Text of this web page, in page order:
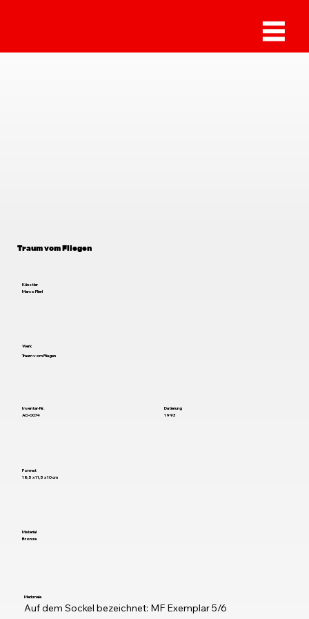
Traum vom Fliegen
Künstler
Marco Flierl
Werk
Traum vom Fliegen
Inventar-Nr.
AD-0074
Datierung
1993
Format
18,5 x 11,5 x 10 cm
Material
Bronze
Merkmale
Auf dem Sockel bezeichnet: MF Exemplar 5/6